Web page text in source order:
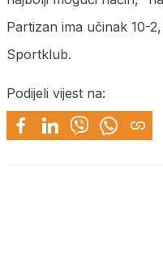
Partizan ima učinak 10-
Sportklub.
Podijeli vijest na: